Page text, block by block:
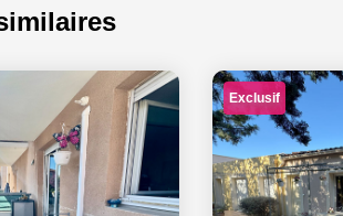
Exclusif